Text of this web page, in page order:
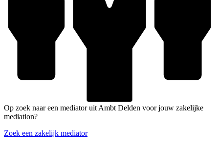
Op zoek naar een mediator uit Ambt Delden voor jouw zakelijke
mediation?
Zoek een zakelijk mediator